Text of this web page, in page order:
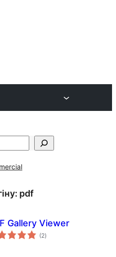
pdf
Gallery Viewer
(2загальний
рейтинг
)